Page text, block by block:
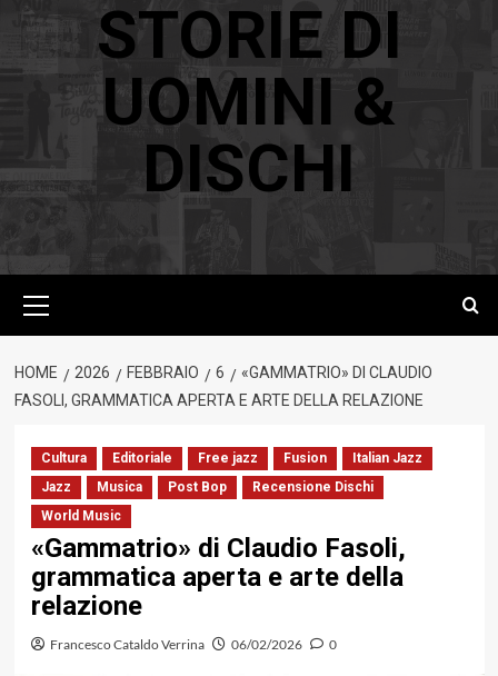
STORIE DI
UOMINI &
DISCHI
principale
HOME 2026 FEBBRAIO 6
«GAMMATRIO» DI CLAUDIO
FASOLI, GRAMMATICA APERTA E ARTE DELLA RELAZIONE
Cultura Editoriale Free jazz Fusion
Italian Jazz
Jazz
Musica Post Bop
Recensione Dischi
World Music
«Gammatrio» di Claudio Fasoli,
grammatica aperta e arte della
relazione
Francesco Cataldo Verrina 06/02/2026 0